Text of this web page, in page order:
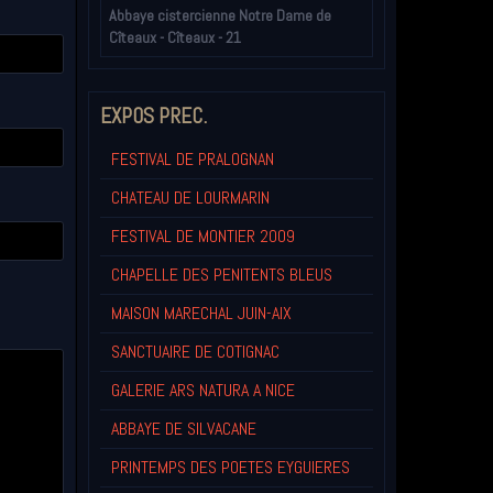
Abbaye cistercienne Notre Dame de
Cîteaux - Cîteaux - 21
EXPOS PREC.
FESTIVAL DE PRALOGNAN
CHATEAU DE LOURMARIN
FESTIVAL DE MONTIER 2009
CHAPELLE DES PENITENTS BLEUS
MAISON MARECHAL JUIN-AIX
SANCTUAIRE DE COTIGNAC
GALERIE ARS NATURA A NICE
ABBAYE DE SILVACANE
PRINTEMPS DES POETES EYGUIERES